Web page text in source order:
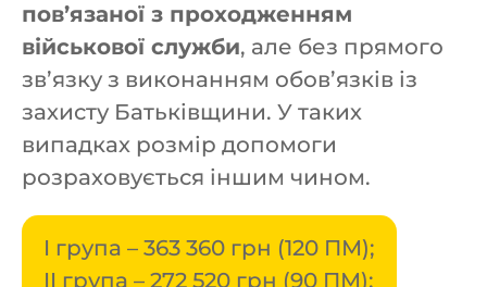
пов’язаної з проходженням
військової служби, але без прямого
зв’язку з виконанням обов’язків із
захисту Батьківщини. У таких
випадках розмір допомоги
розраховується іншим чином.
I група – 363 360 грн (120 ПМ);
II група – 272 520 грн (90 ПМ);